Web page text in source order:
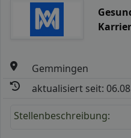
Gemmingen
aktualisiert seit:
Stellenbeschreibung: